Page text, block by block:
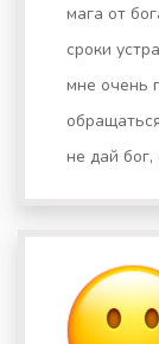
мага от
сроки
мне очень
не дай бог,